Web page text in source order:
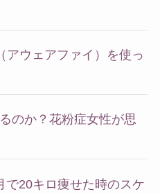
アウェアファイ）を使っ
のか？花粉症女性が思
で20キロ痩せた時のスケ